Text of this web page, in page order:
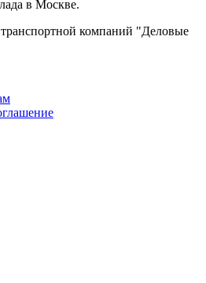
в Москве.
компаний "Деловые